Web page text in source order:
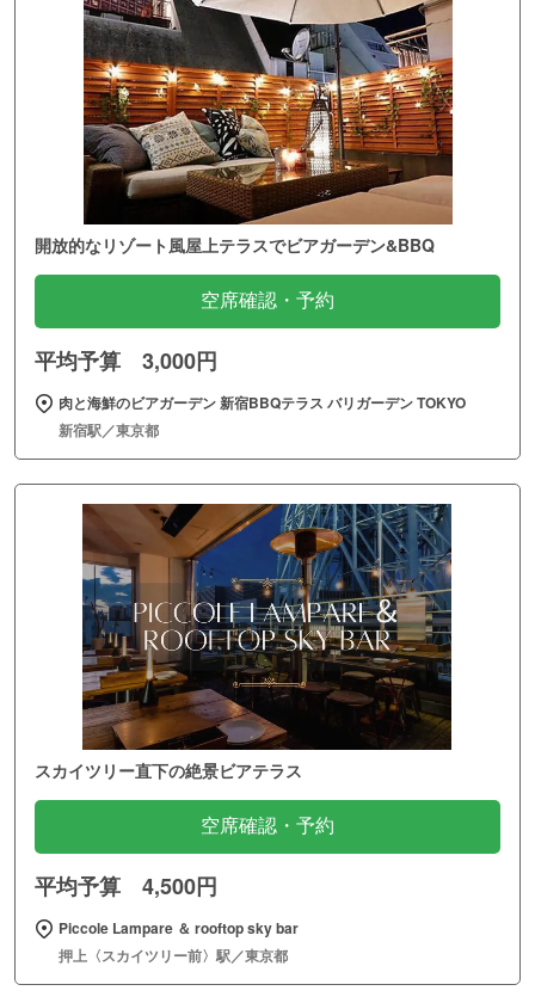
開放的なリゾート風屋上テラスでビアガーデン&BBQ
空席確認・予約
平均予算 3,000円
肉と海鮮のビアガーデン 新宿BBQテラス バリガーデン TOKYO
新宿駅／東京都
スカイツリー直下の絶景ビアテラス
空席確認・予約
平均予算 4,500円
Piccole Lampare ＆ rooftop sky bar
押上〈スカイツリー前〉駅／東京都